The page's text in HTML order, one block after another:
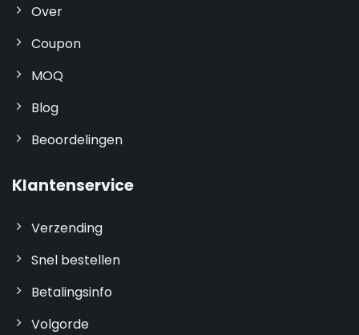
Over
Coupon
MOQ
Blog
Beoordelingen
Klantenservice
Verzending
Snel bestellen
Betalingsinfo
Volgorde